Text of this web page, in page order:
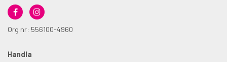
Org nr: 556100-4960
Handla